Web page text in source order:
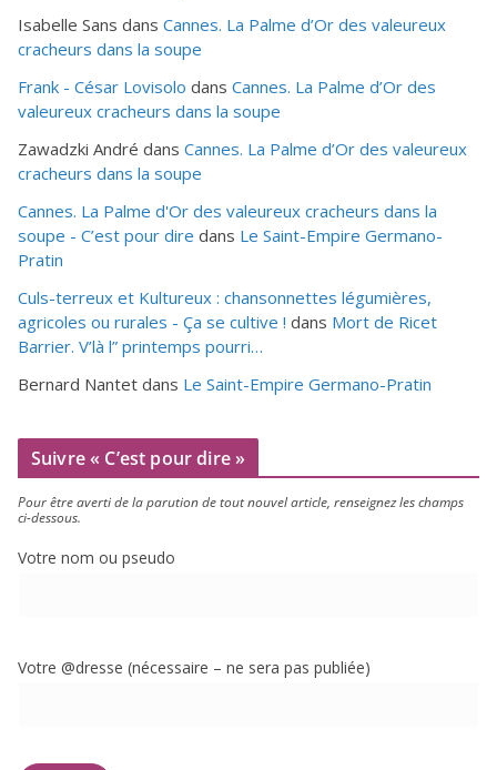
Isabelle Sans dans Cannes. La Palme d’Or des valeureux
cracheurs dans la soupe
Frank - César Lovisolo dans Cannes. La Palme d’Or des
valeureux cracheurs dans la soupe
Zawadzki André dans Cannes. La Palme d’Or des valeureux
cracheurs dans la soupe
Cannes. La Palme d'Or des valeureux cracheurs dans la
soupe - C’est pour dire dans Le Saint-Empire Germano-
Pratin
Culs-terreux et Kultureux : chansonnettes légumières,
agricoles ou rurales - Ça se cultive ! dans Mort de Ricet
Barrier. V’là l” printemps pourri…
Bernard Nantet dans Le Saint-Empire Germano-Pratin
Suivre « C’est pour dire »
Pour être aver­ti de la paru­tion de tout nou­vel article, ren­sei­gnez les champs
ci-dessous.
Votre nom ou pseudo
Votre @dresse (néces­saire – ne sera pas publiée)